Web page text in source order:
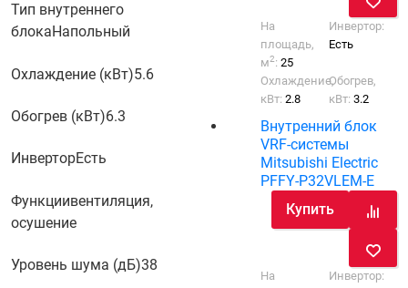
Тип внутреннего
блокаНапольный
Охлаждение (кВт)5.6
Обогрев (кВт)6.3
ИнверторЕсть
Функциивентиляция,
осушение
Уровень шума (дБ)38
На
площадь,
м2:25
Инвертор:
Есть
Охлаждение,
кВт:2.8
Обогрев,
кВт:3.2
Внутренний блок
VRF-системы
Mitsubishi Electric
PFFY-P32VLEM-E
Купить
На
Инвертор: